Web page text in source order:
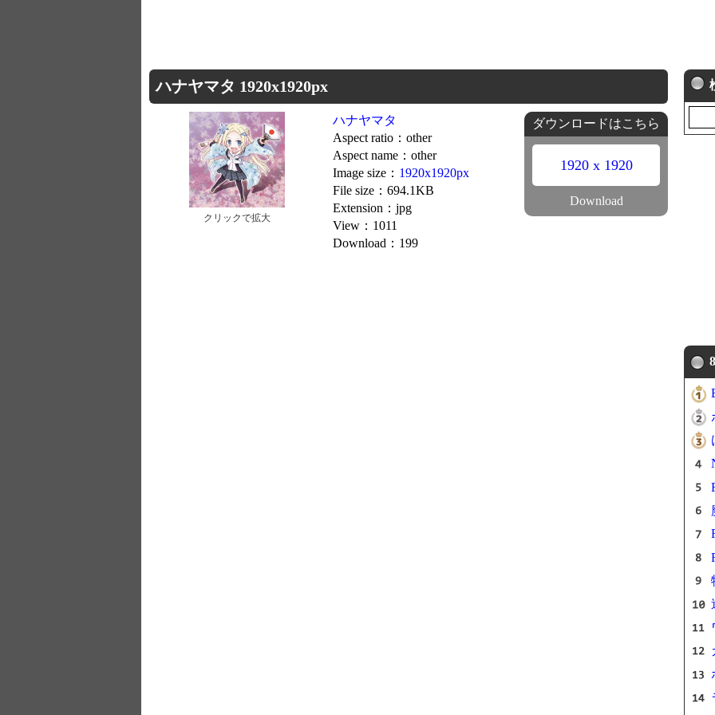
ハナヤマタ 1920x1920px
クリックで拡大
ハナヤマタ
Aspect ratio：other
Aspect name：other
Image size： 1920x1920px
File size：694.1KB
Extension：jpg
View：1011
Download：199
ダウンロードはこちら
1920 x 1920
Download